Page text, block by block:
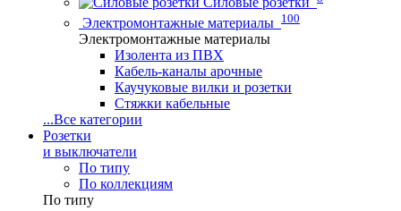
Электромонтажные материалы 100
Электромонтажные материалы
Изолента из ПВХ
Кабель-каналы арочные
Каучуковые вилки и розетки
Стяжки кабельные
...Все категории
Розетки
и выключатели
По типу
По коллекциям
По типу